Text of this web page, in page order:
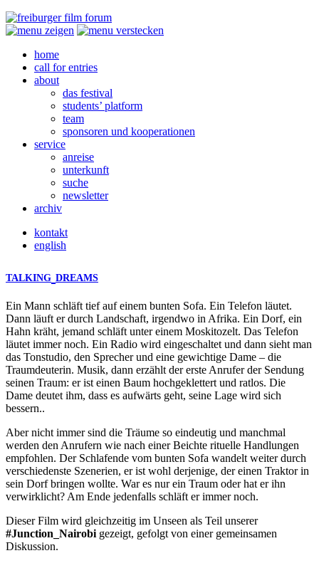
home
call for entries
about
das festival
students’ platform
team
sponsoren und kooperationen
service
anreise
unterkunft
suche
newsletter
archiv
kontakt
english
TALKING DREAMS
Ein Mann schläft tief auf einem bunten Sofa. Ein Telefon läutet.
Dann läuft er durch Landschaft, irgendwo in Afrika. Ein Dorf, ein
Hahn kräht, jemand schläft unter einem Moskitozelt. Das Telefon
läutet immer noch. Ein Radio wird eingeschaltet und dann sieht man
das Tonstudio, den Sprecher und eine gewichtige Dame – die
Traumdeuterin. Musik, dann erzählt der erste Anrufer der Sendung
seinen Traum: er ist einen Baum hochgeklettert und ratlos. Die
Dame deutet ihm, dass es aufwärts geht, seine Lage wird sich
bessern..
Aber nicht immer sind die Träume so eindeutig und manchmal
werden den Anrufern wie nach einer Beichte rituelle Handlungen
empfohlen. Der Schlafende vom bunten Sofa wandelt weiter durch
verschiedenste Szenerien, er ist wohl derjenige, der einen Traktor in
sein Dorf bringen wollte. War es nur ein Traum oder hat er ihn
verwirklicht? Am Ende jedenfalls schläft er immer noch.
Dieser Film wird gleichzeitig im Unseen als Teil unserer
#Junction_Nairobi gezeigt, gefolgt von einer gemeinsamen
Diskussion.